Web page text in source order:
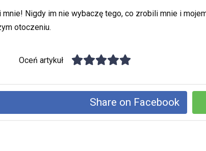
mnie! Nigdy im nie wybaczę tego, co zrobili mnie i
otoczeniu.
Oceń artykuł
Share on Facebook